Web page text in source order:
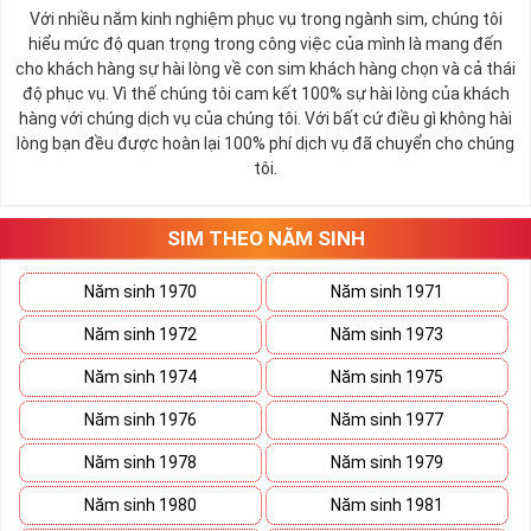
Tất cả các thuê bao trả trước và trả sau của MobiFone
nằm trong danh sách đăng ký hoặc đã được nhận tin
nhắn mời đăng ký từ MobiFone.
Các sim có trung bình chi tiêu dưới mức 159K/tháng
trở lên thường sẽ nhận được tin nhắn mời đăng ký.
Các thuê bao trả trước hòa mạng trước ngày sau ngày
15/6/2023 có thể đăng ký theo chương trình hòa
Thuê bảo chuyển từ mạng khác sang: Các thuê bao
chuyển từ mạng viễn thông khác sang mạng MobiFone
có thể sẽ được hưởng ưu đãi và có thể đăng ký gói
TK159
Giá cước:159.000 đồng
Thời hạn sử dụng 30 ngày
Với nhiều năm kinh nghiệm phục vụ trong ngành sim, chúng tôi
hiểu mức độ quan trọng trong công việc của mình là mang đến
cho khách hàng sự hài lòng về con sim khách hàng chọn và cả thái
độ phục vụ. Vì thế chúng tôi cam kết 100% sự hài lòng của khách
hàng với chúng dịch vụ của chúng tôi. Với bất cứ điều gì không hài
lòng bạn đều được hoàn lại 100% phí dịch vụ đã chuyển cho chúng
tôi.
SIM THEO NĂM SINH
Năm sinh 1970 Năm sinh 1971
Năm sinh 1972 Năm sinh 1973
Năm sinh 1974 Năm sinh 1975
Năm sinh 1976 Năm sinh 1977
Năm sinh 1978 Năm sinh 1979
Năm sinh 1980 Năm sinh 1981